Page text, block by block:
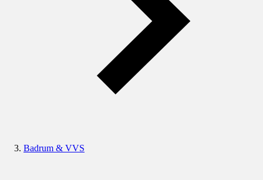
Badrum & VVS